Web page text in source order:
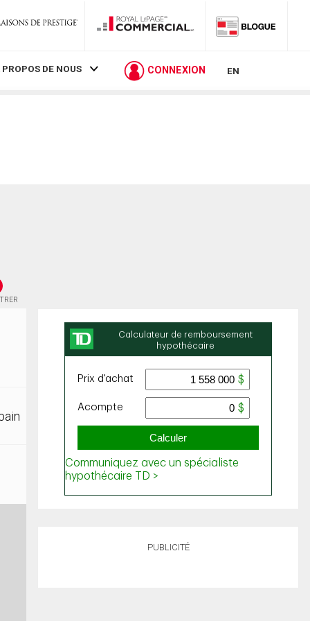
PROPOS DE NOUS CONNEXION EN
PUBLICITÉ